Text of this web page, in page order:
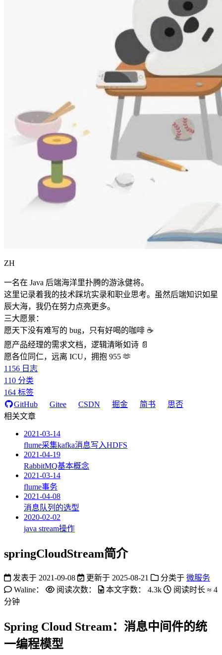
ZH
一名在 Java 后端海洋里扑腾的游泳健将。
这里记录着我的技术踩坑实录和职业思考。虽然后端知识如星
辰大海，我仍在努力点亮更多。
三大愿景：
愿天下没有难写的 bug，只有好喝的咖啡 ☕️
愿产品经理的需求文档，逻辑清晰如诗 📄
愿各位同仁，远离 ICU，拥抱 955 🫶
1156 日志
110 分类
164 标签
GitHub
Gitee CSDN 掘金 简书
思否
相关文章
2021-03-14
flume采集kafka消息写入HDFS
2021-04-19
RabbitMQ基本概念
2021-03-14
flume事务
2021-04-08
消息队列的选型
2020-02-02
java stream操作
springCloudStream简介
发表于 2021-09-08 更新于 2025-08-21 分类于 微服务
Waline：
阅读次数： 本文字数： 4.3k 阅读时长 ≈ 4
分钟
Spring Cloud Stream：消息中间件的统
一编程模型